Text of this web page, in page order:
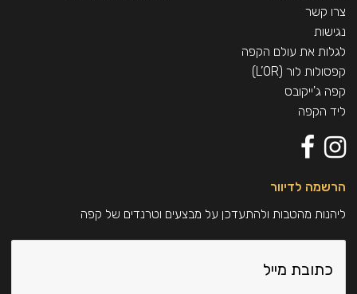
צרו קשר
נגישות
לגלות את עולם הקפה
קפסולות לור (L’OR)
קפה ג'ייקובס
ליד הקפה
הרשמה לדיוור
ליהנות מהטבות ולהתעדכן על מבצעים וטרנדים של קפה